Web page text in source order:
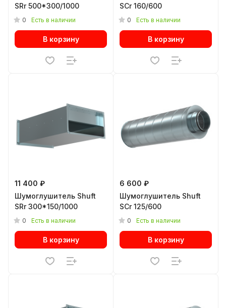
SRr 500*300/1000
0 Есть в наличии
В корзину
SCr 160/600
0 Есть в наличии
В корзину
11 400 ₽
Шумоглушитель Shuft
SRr 300*150/1000
0 Есть в наличии
В корзину
6 600 ₽
Шумоглушитель Shuft
SCr 125/600
0 Есть в наличии
В корзину